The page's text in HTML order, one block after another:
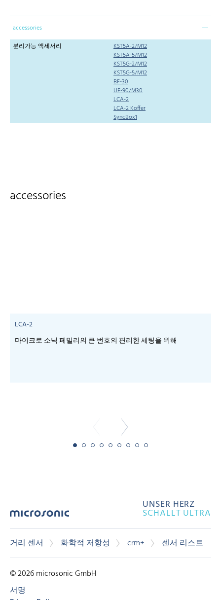
accessories
분리가능 액세서리
KST5A-2/M12
KST5A-5/M12
KST5G-2/M12
KST5G-5/M12
BF-30
UF-90/M30
LCA-2
LCA-2 Koffer
SyncBox1
accessories
LCA-2
마이크로 소닉 페밀리의 큰 번호의 편리한 세팅을 위해
UNSER HERZ
SCHALLT ULTRA
거리 센서 화학적 저항성 crm+ 센서 리스트
© 2026 microsonic GmbH
서명